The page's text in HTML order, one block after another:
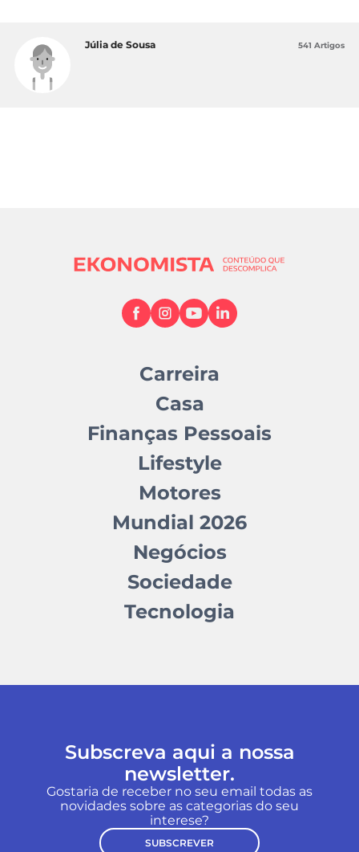
Júlia de Sousa 541 Artigos
Carreira
Casa
Finanças Pessoais
Lifestyle
Motores
Mundial 2026
Negócios
Sociedade
Tecnologia
Subscreva aqui a nossa
newsletter.
Gostaria de receber no seu email todas as
novidades sobre as categorias do seu
interese?
SUBSCREVER